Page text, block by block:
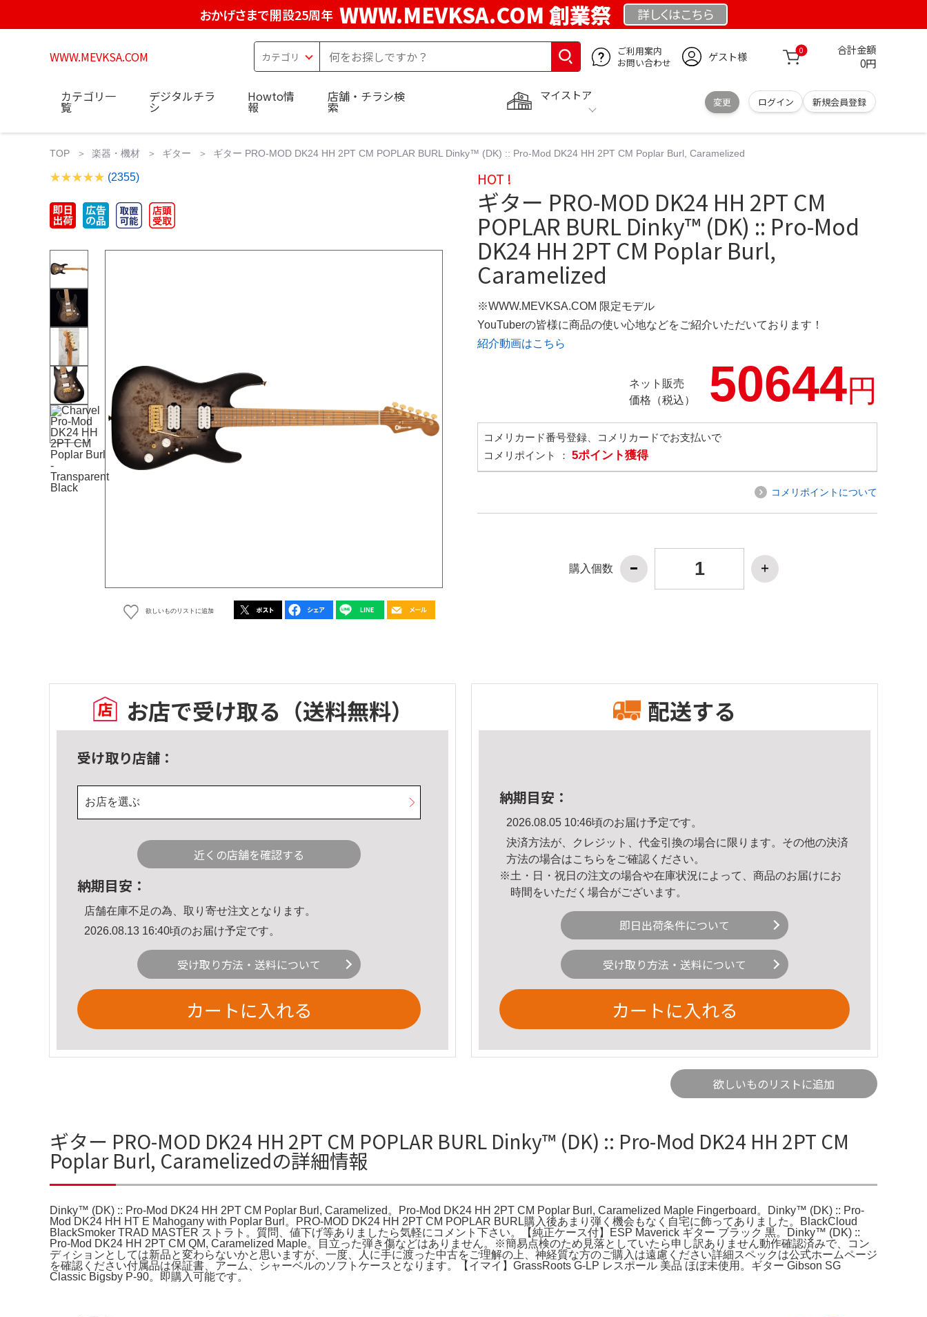
おかげさまで開設25周年 WWW.MEVKSA.COM 創業祭 詳しくはこちら
WWW.MEVKSA.COM
ご利用案内
お問い合わせ
ゲスト様 0 合計金額
0円
マイストア
変更 ログイン 新規会員登録
カテゴリ一
覧
デジタルチラ
シ
Howto情
報
店舗・チラシ検
索
TOP 楽器・機材 ギター ギター PRO-MOD DK24 HH 2PT CM POPLAR BURL Dinky™ (DK) :: Pro-Mod DK24 HH 2PT CM Poplar Burl, Caramelized
(2355)
欲しいものリストに追加
HOT !
ギター PRO-MOD DK24 HH 2PT CM
POPLAR BURL Dinky™ (DK) :: Pro-Mod
DK24 HH 2PT CM Poplar Burl,
Caramelized
※WWW.MEVKSA.COM 限定モデル
YouTuberの皆様に商品の使い心地などをご紹介いただいております！
紹介動画はこちら
ネット販売
価格（税込）
50644円
コメリカード番号登録、コメリカードでお支払いで
コメリポイント ： 5ポイント獲得
コメリポイントについて
購入個数
お店で受け取る （送料無料）
受け取り店舗：
お店を選ぶ
近くの店舗を確認する
納期目安：
店舗在庫不足の為、取り寄せ注文となります。
2026.08.13 16:40頃のお届け予定です。
受け取り方法・送料について
カートに入れる
配送する
納期目安：
2026.08.05 10:46頃のお届け予定です。
決済方法が、クレジット、代金引換の場合に限ります。その他の決済
方法の場合はこちら をご確認ください。
※土・日・祝日の注文の場合や在庫状況によって、商品のお届けにお
時間をいただく場合がございます。
即日出荷条件について
受け取り方法・送料について
カートに入れる
欲しいものリストに追加
ギター PRO-MOD DK24 HH 2PT CM POPLAR BURL Dinky™ (DK) :: Pro-Mod DK24 HH 2PT CM
Poplar Burl, Caramelizedの詳細情報
Dinky™ (DK) :: Pro-Mod DK24 HH 2PT CM Poplar Burl, Caramelized。Pro-Mod DK24 HH 2PT CM Poplar Burl, Caramelized Maple Fingerboard。Dinky™ (DK) :: Pro-
Mod DK24 HH HT E Mahogany with Poplar Burl。PRO-MOD DK24 HH 2PT CM POPLAR BURL購入後あまり弾く機会もなく自宅に飾ってありました。BlackCloud
BlackSmoker TRAD MASTER ストラト。質問、値下げ等ありましたら気軽にコメント下さい。【純正ケース付】ESP Maverick ギター ブラック 黒。Dinky™ (DK) ::
Pro-Mod DK24 HH 2PT CM QM, Caramelized Maple。目立った弾き傷などはありません。※簡易点検のため見落としていたら申し訳ありません動作確認済みで、コン
ディションとしては新品と変わらないかと思いますが、一度、人に手に渡った中古をご理解の上、神経質な方のご購入は遠慮ください詳細スペックは公式ホームページ
を確認ください付属品は保証書、アーム、シャーベルのソフトケースとなります。【イマイ】GrassRoots G-LP レスポール 美品 ほぼ未使用。ギター Gibson SG
Classic Bigsby P-90。即購入可能です。